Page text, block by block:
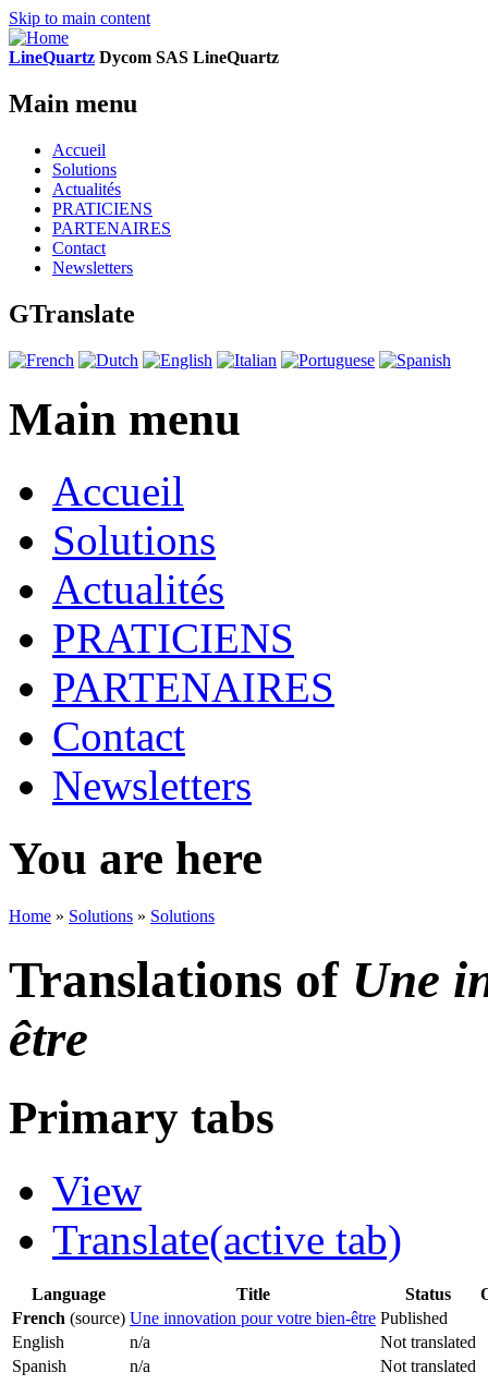
Skip to main content
LineQuartz Dycom SAS LineQuartz
Main menu
Accueil
Solutions
Actualités
PRATICIENS
PARTENAIRES
Contact
Newsletters
GTranslate
Main menu
Accueil
Solutions
Actualités
PRATICIENS
PARTENAIRES
Contact
Newsletters
You are here
Home » Solutions » Solutions
Translations of Une
être
Primary tabs
View
Translate(active tab)
Language Title Status
French (source) Une innovation pour votre bien-être Published
English
n/a
Not translated
Spanish
n/a Not translated